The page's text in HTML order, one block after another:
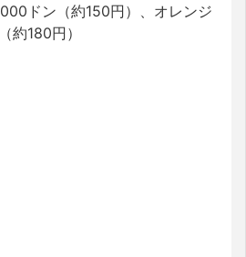
ドン（約150円）、オレンジ
180円）